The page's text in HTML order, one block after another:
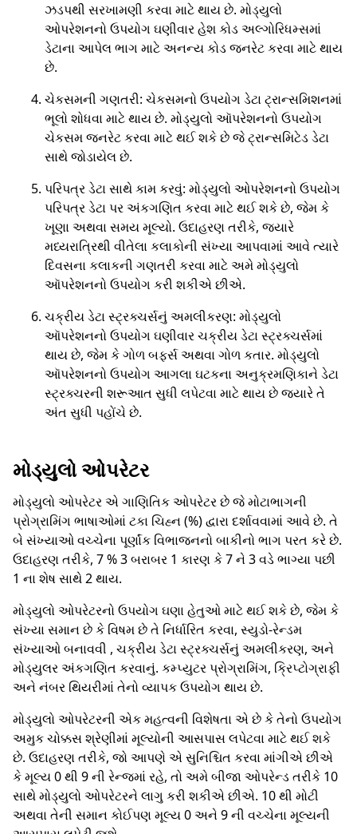
ઝડપથી સરખામણી કરવા માટે થાય છે. મોડ્યુલો
ઓપરેશનનો ઉપયોગ ઘણીવાર હેશ કોડ અલ્ગોરિધમ્સમાં
ડેટાના આપેલ ભાગ માટે અનન્ય કોડ જનરેટ કરવા માટે થાય
છે.
ચેકસમની ગણતરી: ચેકસમનો ઉપયોગ ડેટા ટ્રાન્સમિશનમાં
ભૂલો શોધવા માટે થાય છે. મોડ્યુલો ઑપરેશનનો ઉપયોગ
ચેકસમ જનરેટ કરવા માટે થઈ શકે છે જે ટ્રાન્સમિટેડ ડેટા
સાથે જોડાયેલ છે.
પરિપત્ર ડેટા સાથે કામ કરવું: મોડ્યુલો ઓપરેશનનો ઉપયોગ
પરિપત્ર ડેટા પર અંકગણિત કરવા માટે થઈ શકે છે, જેમ કે
ખૂણા અથવા સમય મૂલ્યો. ઉદાહરણ તરીકે, જ્યારે
મધ્યરાત્રિથી વીતેલા કલાકોની સંખ્યા આપવામાં આવે ત્યારે
દિવસના કલાકની ગણતરી કરવા માટે અમે મોડ્યુલો
ઑપરેશનનો ઉપયોગ કરી શકીએ છીએ.
ચક્રીય ડેટા સ્ટ્રક્ચર્સનું અમલીકરણ: મોડ્યુલો
ઑપરેશનનો ઉપયોગ ઘણીવાર ચક્રીય ડેટા સ્ટ્રક્ચર્સમાં
થાય છે, જેમ કે ગોળ બફર્સ અથવા ગોળ કતાર. મોડ્યુલો
ઑપરેશનનો ઉપયોગ આગલા ઘટકના અનુક્રમણિકાને ડેટા
સ્ટ્રક્ચરની શરૂઆત સુધી લપેટવા માટે થાય છે જ્યારે તે
અંત સુધી પહોંચે છે.
મોડ્યુલો ઓપરેટર
મોડ્યુલો ઓપરેટર એ ગાણિતિક ઓપરેટર છે જે મોટાભાગની
પ્રોગ્રામિંગ ભાષાઓમાં ટકા ચિહ્ન (%) દ્વારા દર્શાવવામાં આવે છે. તે
બે સંખ્યાઓ વચ્ચેના પૂર્ણાંક વિભાજનનો બાકીનો ભાગ પરત કરે છે.
ઉદાહરણ તરીકે, 7 % 3 બરાબર 1 કારણ કે 7 ને 3 વડે ભાગ્યા પછી
1 ના શેષ સાથે 2 થાય.
મોડ્યુલો ઓપરેટરનો ઉપયોગ ઘણા હેતુઓ માટે થઈ શકે છે, જેમ કે
સંખ્યા સમાન છે કે વિષમ છે તે નિર્ધારિત કરવા, સ્યુડો-રેન્ડમ
સંખ્યાઓ બનાવવી , ચક્રીય ડેટા સ્ટ્રક્ચર્સનું અમલીકરણ, અને
મોડ્યુલર અંકગણિત કરવાનું. કમ્પ્યુટર પ્રોગ્રામિંગ, ક્રિપ્ટોગ્રાફી
અને નંબર થિયરીમાં તેનો વ્યાપક ઉપયોગ થાય છે.
મોડ્યુલો ઓપરેટરની એક મહત્વની વિશેષતા એ છે કે તેનો ઉપયોગ
અમુક ચોક્કસ શ્રેણીમાં મૂલ્યોની આસપાસ લપેટવા માટે થઈ શકે
છે. ઉદાહરણ તરીકે, જો આપણે એ સુનિશ્ચિત કરવા માંગીએ છીએ
કે મૂલ્ય 0 થી 9 ની રેન્જમાં રહે, તો અમે બીજા ઓપરેન્ડ તરીકે 10
સાથે મોડ્યુલો ઓપરેટરને લાગુ કરી શકીએ છીએ. 10 થી મોટી
અથવા તેની સમાન કોઈપણ મૂલ્ય 0 અને 9 ની વચ્ચેના મૂલ્યની